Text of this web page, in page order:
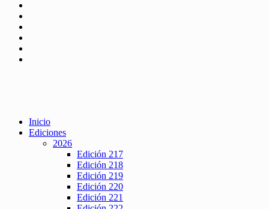
Inicio
Ediciones
2026
Edición 217
Edición 218
Edición 219
Edición 220
Edición 221